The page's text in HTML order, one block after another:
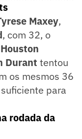
Maxey,
, com 32, o
Houston
Durant tentou
os mesmos 36
para
rodada da